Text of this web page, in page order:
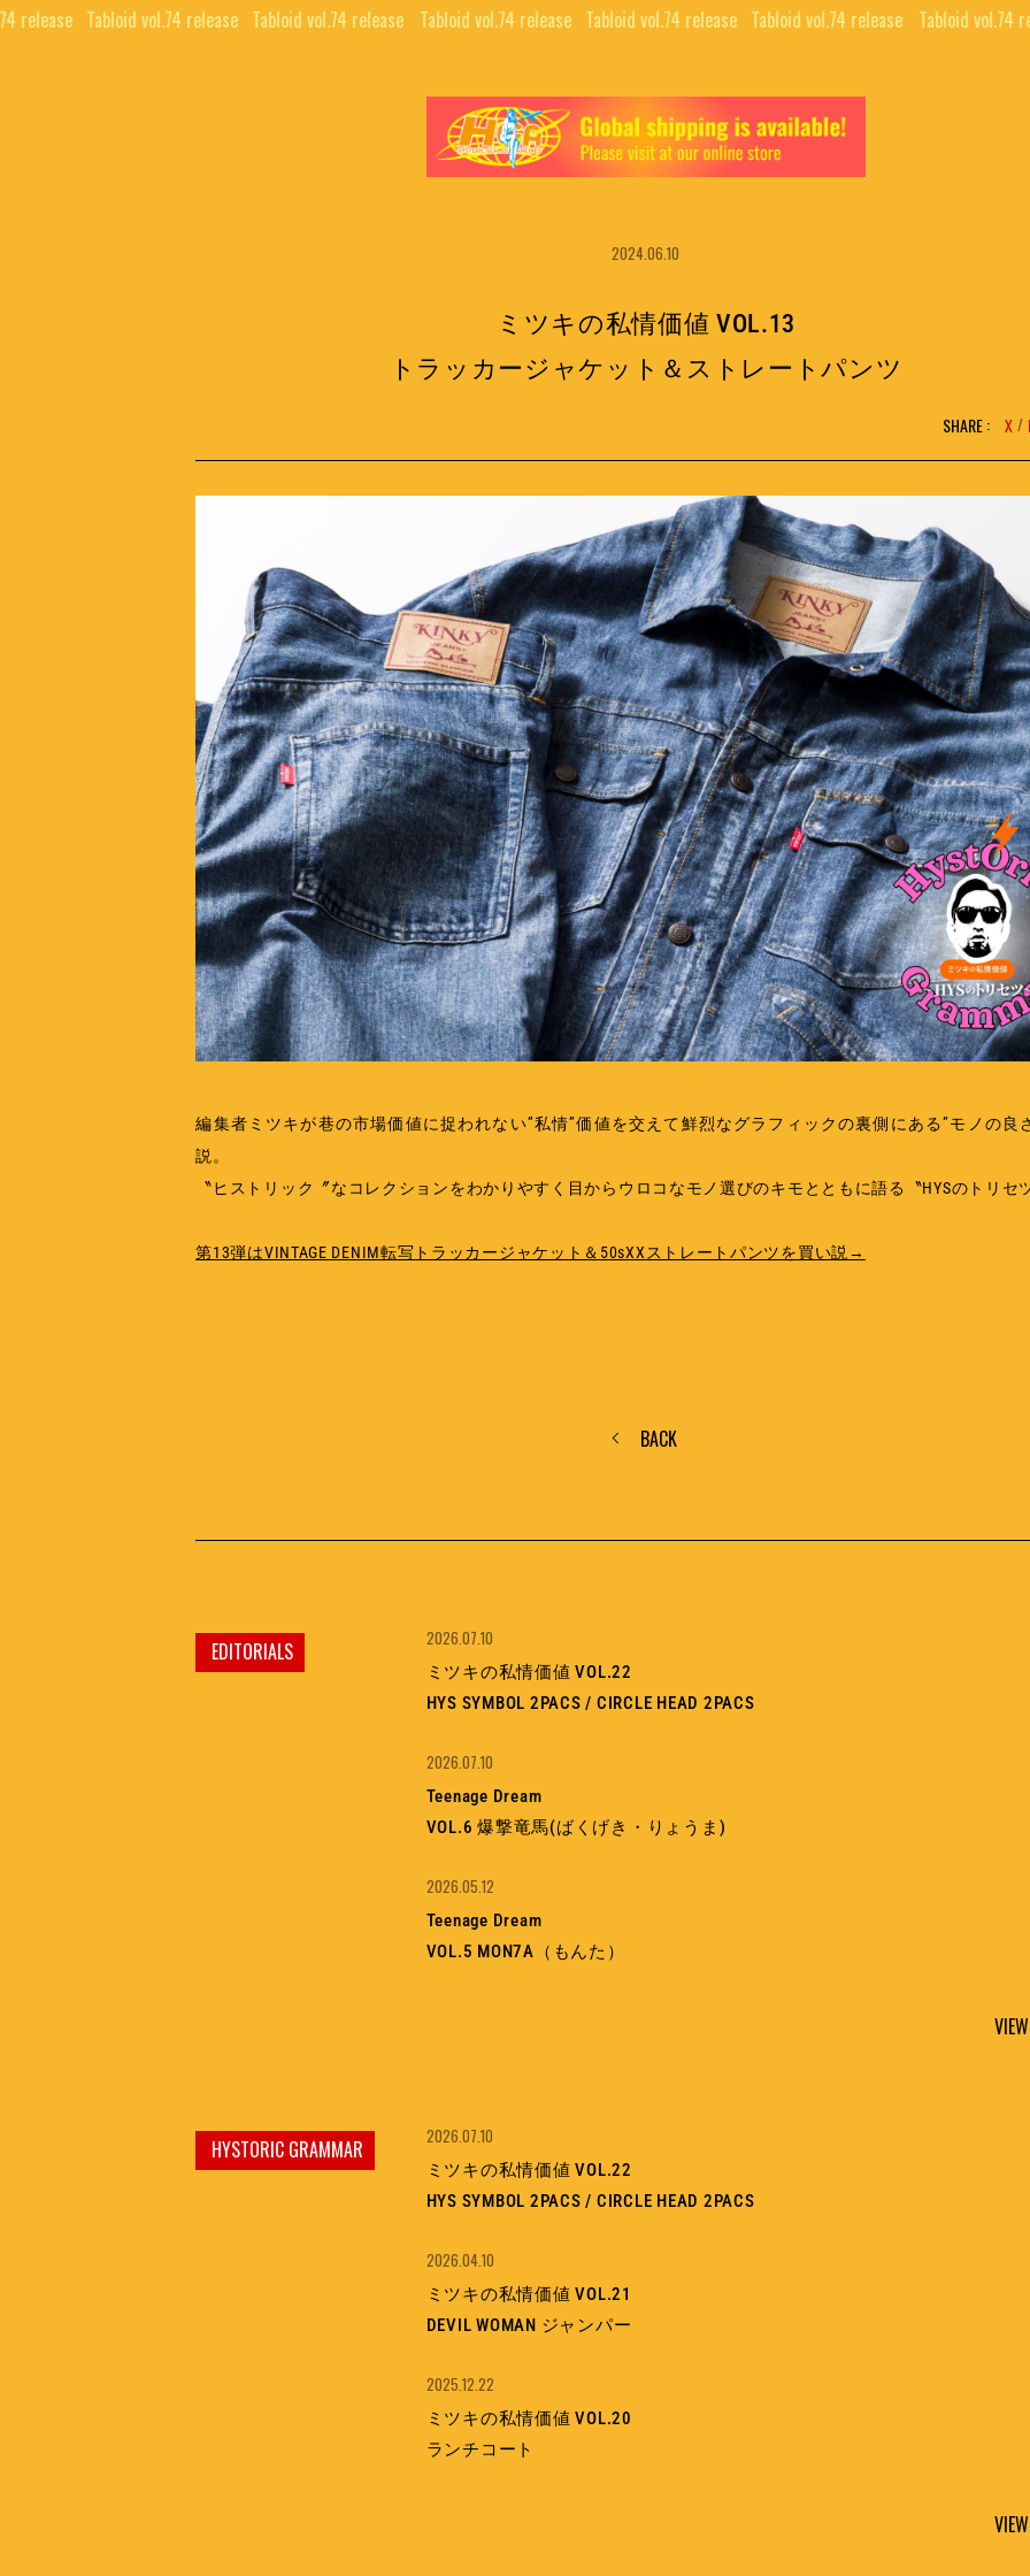
release⠀ Tabloid vol.74 release⠀ Tabloid vol.74 release⠀ Tabloid vol.74 release⠀ Tabloid vol.74 release⠀ Tabloid vol.74 release⠀ Tabloid vol.74
2024.06.10
ミツキの私情価値 VOL.13
トラッカージャケット＆ストレートパンツ
SHARE : X
編集者ミツキが巷の市場価値に捉われない”私情”価値を交えて鮮烈なグラフィックの裏側にある”モノの良
説。
〝ヒストリック〞なコレクションをわかりやすく目からウロコなモノ選びのキモとともに語る〝HYSのトリセ
第13弾はVINTAGE DENIM転写トラッカージャケット＆50sXXストレートパンツを買い説→
BACK
EDITORIALS 2026.07.10
ミツキの私情価値 VOL.22
HYS SYMBOL 2PACS / CIRCLE HEAD 2PACS
2026.07.10
Teenage Dream
VOL.6 爆撃竜馬(ばくげき・りょうま)
2026.05.12
Teenage Dream
VOL.5 MON7A（もんた）
HYSTORIC GRAMMAR 2026.07.10
ミツキの私情価値 VOL.22
HYS SYMBOL 2PACS / CIRCLE HEAD 2PACS
2026.04.10
ミツキの私情価値 VOL.21
DEVIL WOMAN ジャンパー
2025.12.22
ミツキの私情価値 VOL.20
ランチコート